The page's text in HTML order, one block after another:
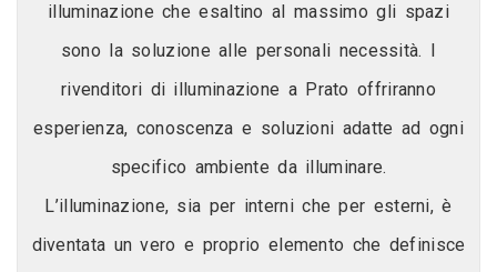
illuminazione che esaltino al massimo gli spazi
sono la soluzione alle personali necessità. I
rivenditori di illuminazione a Prato offriranno
esperienza, conoscenza e soluzioni adatte ad ogni
specifico ambiente da illuminare.
L’illuminazione, sia per interni che per esterni, è
diventata un vero e proprio elemento che definisce